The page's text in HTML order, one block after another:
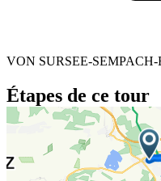
VON SURSEE-
Étapes de ce tour